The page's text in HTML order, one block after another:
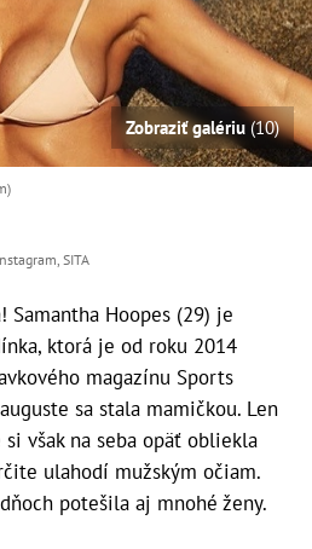
Zobraziť galériu(10)
SITA
Samantha Hoopes (29) je
ktorá je od roku 2014
magazínu Sports
sa stala mamičkou. Len
však na seba opäť obliekla
ulahodí mužským očiam.
potešila aj mnohé ženy.